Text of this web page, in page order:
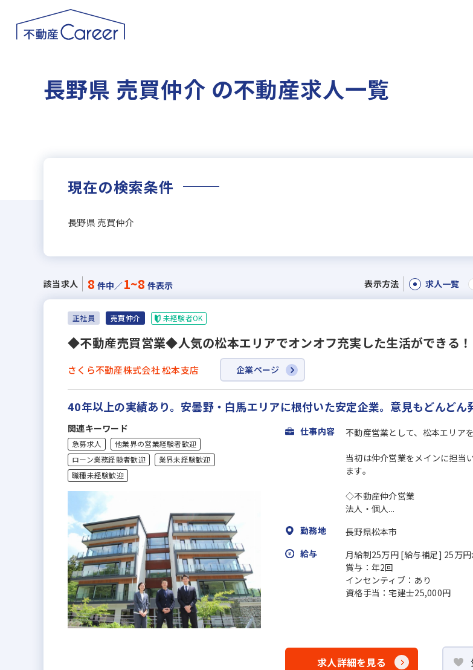
長野県 売買仲介 の不動産求人一覧
現在の検索条件
長野県 売買仲介
該当求人 8 件中／1~8 件表示 表示方法 求人一覧
正社員 売買仲介 未経験者OK
◆不動産売買営業◆人気の松本エリアでオンオフ充実した生活ができる！
さくら不動産株式会社 松本支店 企業ページ
40年以上の実績あり。安曇野・白馬エリアに根付いた安定企業。意見もどんどん
関連キーワード
急募求人
他業界の営業経験者歓迎
ローン業務経験者歓迎
業界未経験歓迎
職種未経験歓迎
仕事内容 不動産営業として、松本エリア
当初は仲介営業をメインに担当
ます。
◇不動産仲介営業
法人・個人...
勤務地
長野県松本市
給与
月給制25万円 [給与補足] 25万
賞与：年2回
インセンティブ：あり
資格手当：宅建士25,000円
求人詳細を見る